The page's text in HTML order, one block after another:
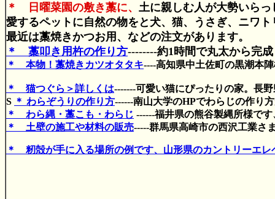
＊ 日曜菜園の敷き藁に、 土に親しむ人が大勢いらっ
愛するペットに自然の物をと犬、猫、うさぎ、ニワ
最近は藁焼きかつお用、などの注文があります。
＊ 藁叩き用杵の作り方--------約1時間で丸太から完成
＊ 本物！藁焼きカツオタタキ----高知県中土佐町の黒潮本
＊ 猫つぐら＞詳しくは-------可愛い猫にぴったりの家。長
S ＊ わらぞうりの作り方------南山大学のHPでわらじの作り
＊ わら縄・藁こも・わらじ ------福井県の熊谷製縄所様で
＊ 土壁の施工や材料の販売-----群馬県高崎市の西沢工業さ
＊ 籾殻が手に入る場所の例です、山形県のカントリーエレ